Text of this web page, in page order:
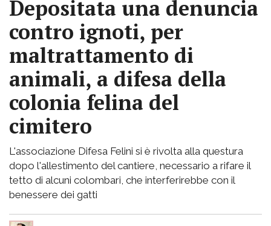
Depositata una denuncia
contro ignoti, per
maltrattamento di
animali, a difesa della
colonia felina del
cimitero
L'associazione Difesa Felini si è rivolta alla questura
dopo l'allestimento del cantiere, necessario a rifare il
tetto di alcuni colombari, che interferirebbe con il
benessere dei gatti